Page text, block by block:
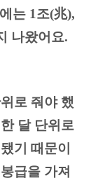
는 1조(兆),
나왔어요.
달 단위로
기 때문이
급을 가져